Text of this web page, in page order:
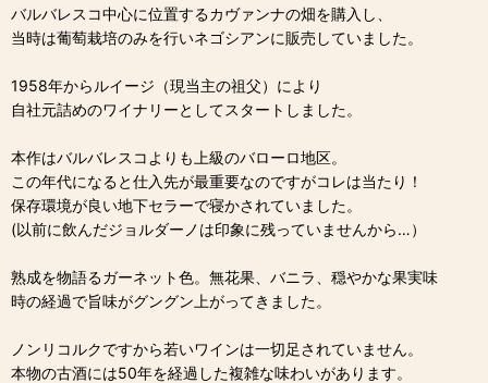
バルバレスコ中心に位置するカヴァンナの畑を購入し、
当時は葡萄栽培のみを行いネゴシアンに販売していました。
1958年からルイージ（現当主の祖父）により
自社元詰めのワイナリーとしてスタートしました。
本作はバルバレスコよりも上級のバローロ地区。
この年代になると仕入先が最重要なのですがコレは当たり！
保存環境が良い地下セラーで寝かされていました。
(以前に飲んだジョルダーノは印象に残っていませんから…）
熟成を物語るガーネット色。無花果、バニラ、穏やかな果実味
時の経過で旨味がグングン上がってきました。
ノンリコルクですから若いワインは一切足されていません。
本物の古酒には50年を経過した複雑な味わいがあります。